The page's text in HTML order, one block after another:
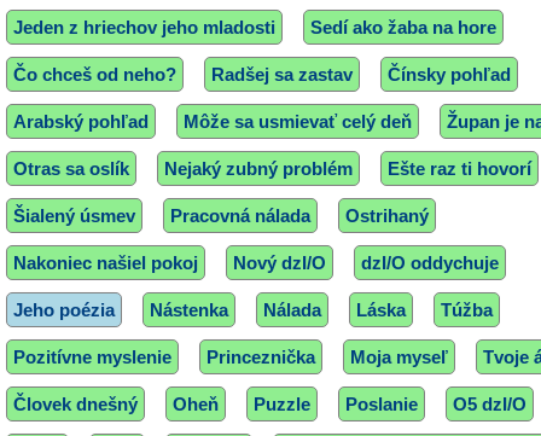
Jeden z hriechov jeho mladosti Sedí ako žaba na hore
Čo chceš od neho? Radšej sa zastav Čínsky pohľad
Arabský pohľad Môže sa usmievať celý deň Župan je
Otras sa oslík Nejaký zubný problém Ešte raz ti hovorí
Šialený úsmev Pracovná nálada Ostrihaný
Nakoniec našiel pokoj Nový dzI/O dzI/O oddychuje
Jeho poézia Nástenka Nálada Láska Túžba
Pozitívne myslenie Princeznička Moja myseľ Tvoje
Človek dnešný Oheň Puzzle Poslanie O5 dzI/O